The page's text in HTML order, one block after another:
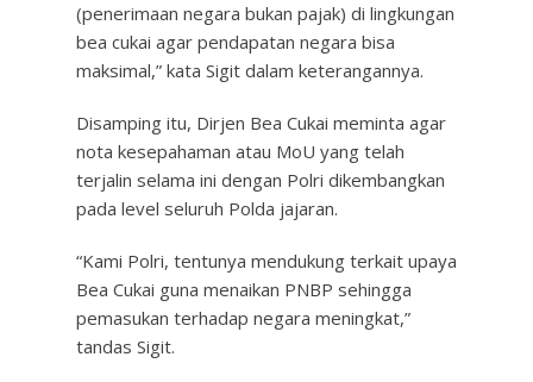
(penerimaan negara bukan pajak) di lingkungan
bea cukai agar pendapatan negara bisa
maksimal,” kata Sigit dalam keterangannya.
Disamping itu, Dirjen Bea Cukai meminta agar
nota kesepahaman atau MoU yang telah
terjalin selama ini dengan Polri dikembangkan
pada level seluruh Polda jajaran.
“Kami Polri, tentunya mendukung terkait upaya
Bea Cukai guna menaikan PNBP sehingga
pemasukan terhadap negara meningkat,”
tandas Sigit.